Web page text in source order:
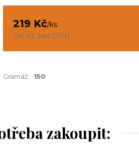
219 Kč/ks
196 Kč bez DPH
Gramáž: 150
zakoupit: